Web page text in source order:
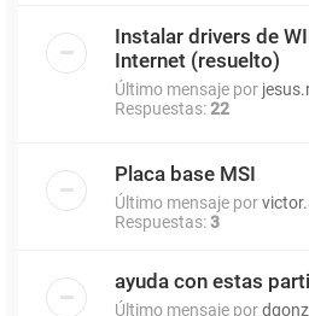
Instalar drivers de
Internet (resuelto)
Último mensaje por
Respuestas:22
Placa base MSI
Último mensaje por
Respuestas:3
ayuda con estas
Último mensaje por